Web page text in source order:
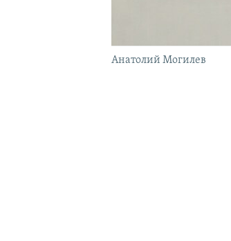
Анатолий Могилев